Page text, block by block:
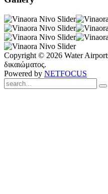
Copyright © 2026 Water
δικαιώματος.
Powered by NETFOCUS